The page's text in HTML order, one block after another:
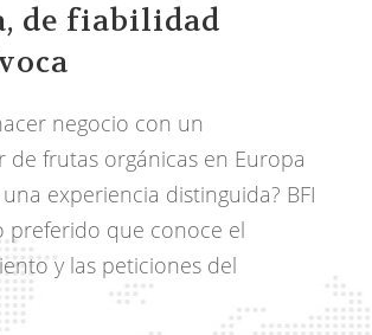
de fiabilidad
negocio con un
de frutas orgánicas en Europa
experiencia distinguida? BFI
preferido que conoce el
y las peticiones del